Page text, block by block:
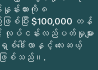
းထားကို ၈
ပြီး $100,000 တန်
ပ်ငန်းလည်ပတ်မှုများ
ဒေါ်လာနှင့် လေးဆယ့်
ြစ်သည်။.